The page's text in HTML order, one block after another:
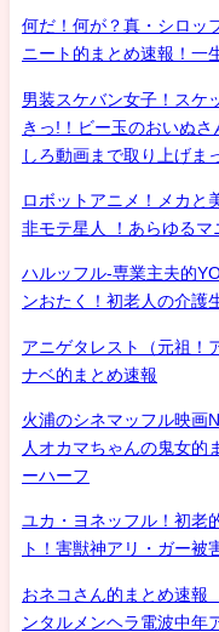
何だ！何が？真・シロ
ニート的まとめ速報！一
男装スケバン女子！スケ
きっ!！ビー玉のおいぬ
しろ動画まで取り上げま
ロボットアニメ！メカと
非モテ星人 ！あらゆるマ
ハルッフル-専業主夫的
ンおたく！初老人の介護
アニゲタレスト（元祖
ナベ的まとめ速報
火浦のシネマッフル映画
人オカマちゃんの鬼女的
ーハーフ
ユカ・ヨネッフル！初老
ト！害獣神アリ・ガー被
おネコさん的まとめ速
ンタルメンヘラ電波中年